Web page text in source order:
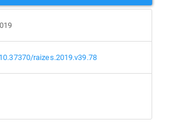
raizes.2019.v39.78